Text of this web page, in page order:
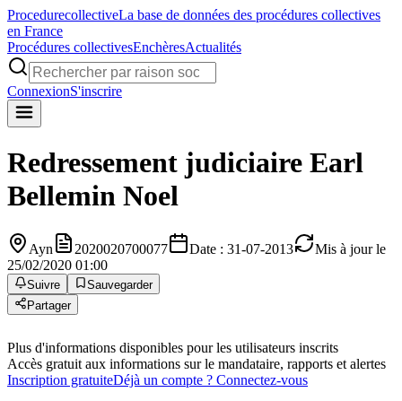
ProcedurecollectiveLa base de données des procédures collectives
en France
Procédures collectivesEnchèresActualités
ConnexionS'inscrire
Redressement judiciaire Earl
Bellemin Noel
Ayn 2020020700077 Date : 31-07-2013
Mis à jour le
25/02/2020 01:00
Suivre
Sauvegarder
Partager
Plus d'informations disponibles pour les utilisateurs inscrits
Accès gratuit aux informations sur le mandataire, rapports et alertes
Inscription gratuiteDéjà un compte ? Connectez-vous